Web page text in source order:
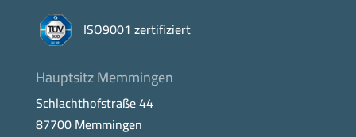
ISO9001 zertifiziert
Hauptsitz Memmingen
Schlachthofstraße 44
87700 Memmingen